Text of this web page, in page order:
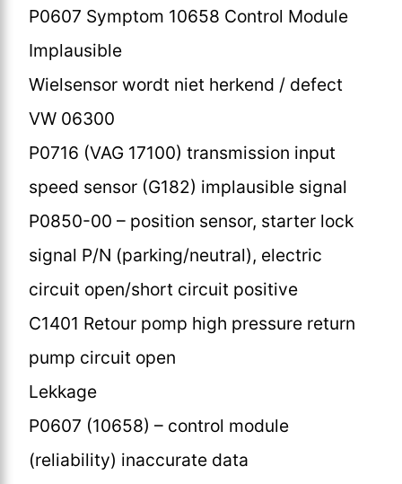
P0607 Symptom 10658 Control Module
Implausible
Wielsensor wordt niet herkend / defect
VW 06300
P0716 (VAG 17100) transmission input
speed sensor (G182) implausible signal
P0850-00 – position sensor, starter lock
signal P/N (parking/neutral), electric
circuit open/short circuit positive
C1401 Retour pomp high pressure return
pump circuit open
Lekkage
P0607 (10658) – control module
(reliability) inaccurate data